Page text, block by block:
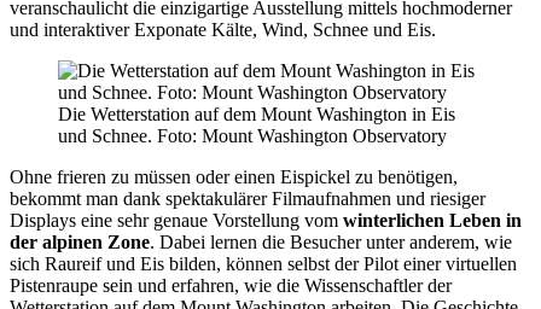
veranschaulicht die einzigartige Ausstellung mittels hochmoderner
und interaktiver Exponate Kälte, Wind, Schnee und Eis.
Die Wetterstation auf dem Mount Washington in Eis
und Schnee. Foto: Mount Washington Observatory
Ohne frieren zu müssen oder einen Eispickel zu benötigen,
bekommt man dank spektakulärer Filmaufnahmen und riesiger
Displays eine sehr genaue Vorstellung vom winterlichen Leben in
der alpinen Zone. Dabei lernen die Besucher unter anderem, wie
sich Raureif und Eis bilden, können selbst der Pilot einer virtuellen
Pistenraupe sein und erfahren, wie die Wissenschaftler der